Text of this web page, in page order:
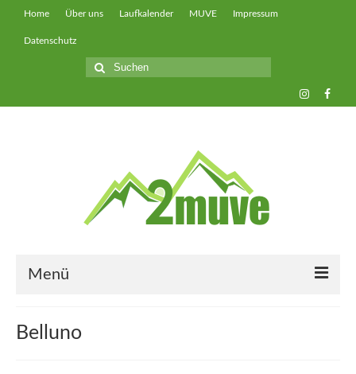
Home Über uns Laufkalender MUVE Impressum
Datenschutz
Suche
nach:
Menü
Belluno